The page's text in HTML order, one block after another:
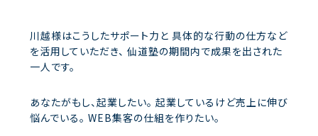
川越様はこうしたサポート力と 具体的な行動の仕方など
を活用していただき、 仙道塾の期間内で成果を出された
一人です。
あなたがもし、起業したい。 起業しているけど売上に伸び
悩んでいる。 WEB集客の仕組を作りたい。